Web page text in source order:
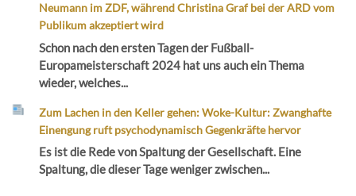
Neumann im ZDF, während Christina Graf bei der ARD vom
Publikum akzeptiert wird
Schon nach den ersten Tagen der Fußball-
Europameisterschaft 2024 hat uns auch ein Thema
wieder, welches...
Zum Lachen in den Keller gehen: Woke-Kultur: Zwanghafte
Einengung ruft psychodynamisch Gegenkräfte hervor
Es ist die Rede von Spaltung der Gesellschaft. Eine
Spaltung, die dieser Tage weniger zwischen...